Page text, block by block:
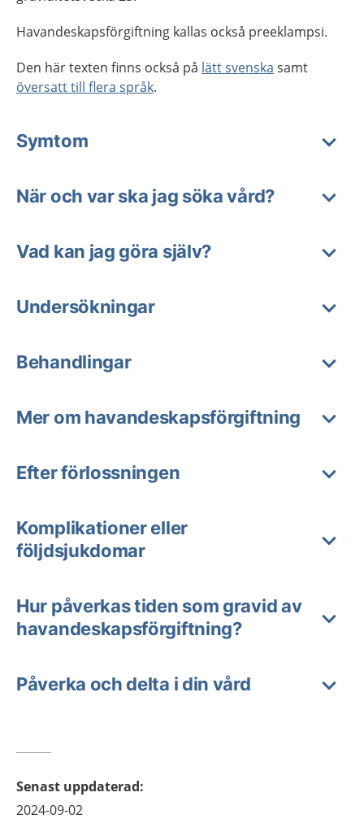
Havandeskapsförgiftning kallas också preeklampsi.
Den här texten finns också på lätt svenska samt
översatt till flera språk.
Symtom
När och var ska jag söka vård?
Vad kan jag göra själv?
Undersökningar
Behandlingar
Mer om havandeskapsförgiftning
Efter förlossningen
Komplikationer eller
följdsjukdomar
Hur påverkas tiden som gravid av
havandeskapsförgiftning?
Påverka och delta i din vård
Senast uppdaterad:
2024-09-02